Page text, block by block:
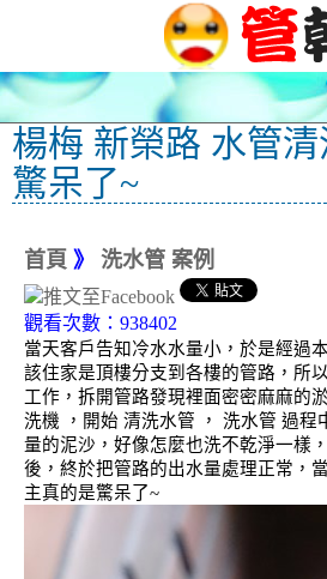
楊梅 新榮路 水管
驚呆了~
首頁 》 洗水管 案例
觀看次數：938402
當天客戶告知冷水水量小，於是經過
該住家是頂樓分支到各樓的管路，所
工作，拆開管路發現裡面密密麻麻的
洗機 ，開始 清洗水管 ， 洗水管 過程
量的泥沙，好像怎麼也洗不乾淨一樣
後，終於把管路的出水量處理正常，
主真的是驚呆了~